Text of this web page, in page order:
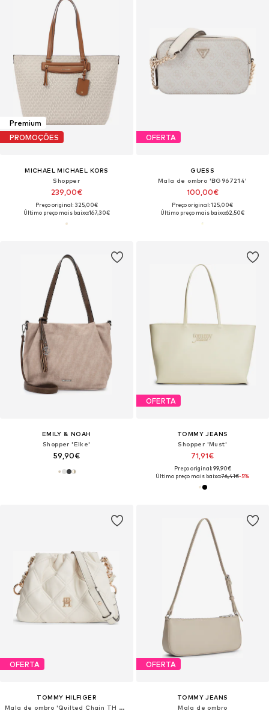
Premium
PROMOÇÕES
MICHAEL MICHAEL KORS
Shopper
239,00€
Preço original: 325,00€
Último preço mais baixo:167,30€
OFERTA
GUESS
Mala de ombro 'BG967214'
100,00€
Preço original: 125,00€
Último preço mais baixo:62,50€
EMILY & NOAH
Shopper 'Elke'
59,90€
OFERTA
TOMMY JEANS
Shopper 'Must'
71,91€
Preço original: 99,90€
Último preço mais baixo:76,41€-5%
OFERTA
TOMMY HILFIGER
Mala de ombro 'Quilted Chain TH Monogram'
OFERTA
TOMMY JEANS
Mala de ombro